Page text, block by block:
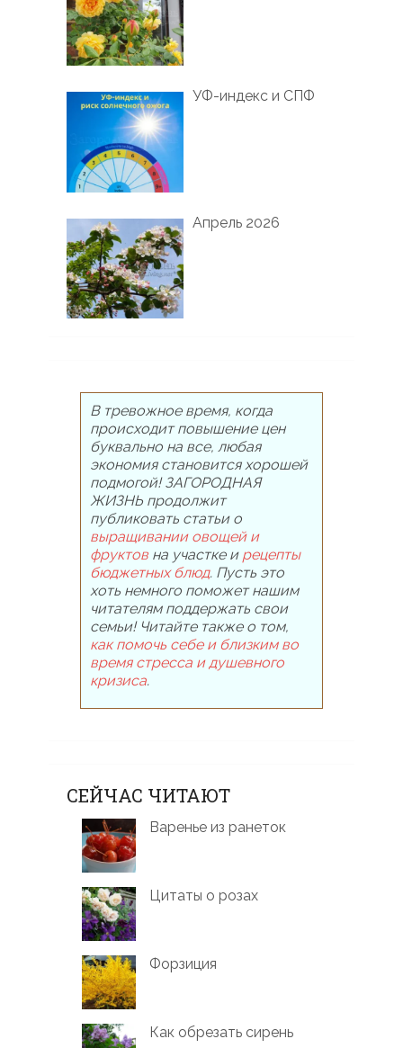
УФ-индекс и СПФ
Апрель 2026
В тревожное время, когда
происходит повышение цен
буквально на все, любая
экономия становится хорошей
подмогой! ЗАГОРОДНАЯ
ЖИЗНЬ продолжит
публиковать статьи о
выращивании овощей и
фруктовна участке и рецепты
бюджетных блюд. Пусть это
хоть немного поможет нашим
читателям поддержать свои
семьи! Читайте также о том,
как помочь себе и близким во
время стресса и душевного
кризиса.
СЕЙЧАС ЧИТАЮТ
Варенье из ранеток
Цитаты о розах
Форзиция
Как обрезать сирень